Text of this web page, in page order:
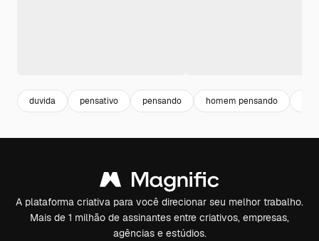
duvida pensativo pensando homem pensando
A plataforma criativa para você direcionar seu melhor trabalho.
Mais de 1 milhão de assinantes entre criativos, empresas,
agências e estúdios.